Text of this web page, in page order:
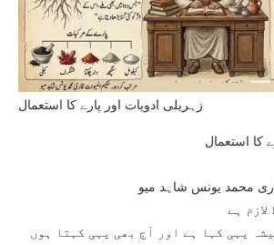
زہریلی ادویات اور پارے کا استعمال
کا استعمال
محمد یونس شاہد میو
ہے
یہی کہا ہے اور آج بھی یہی کہتا ہوں